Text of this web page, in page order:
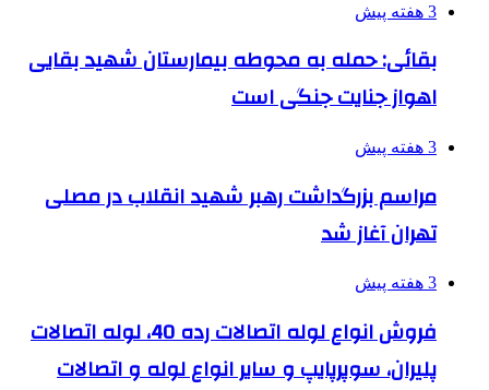
3 هفته پیش
بقائی: حمله به محوطه بیمارستان شهید بقایی
اهواز جنایت جنگی است
3 هفته پیش
مراسم بزرگداشت رهبر شهید انقلاب در مصلی
تهران آغاز شد
3 هفته پیش
فروش انواع لوله اتصالات رده 40، لوله اتصالات
پلیران، سوپرپایپ و سایر انواع لوله و اتصالات